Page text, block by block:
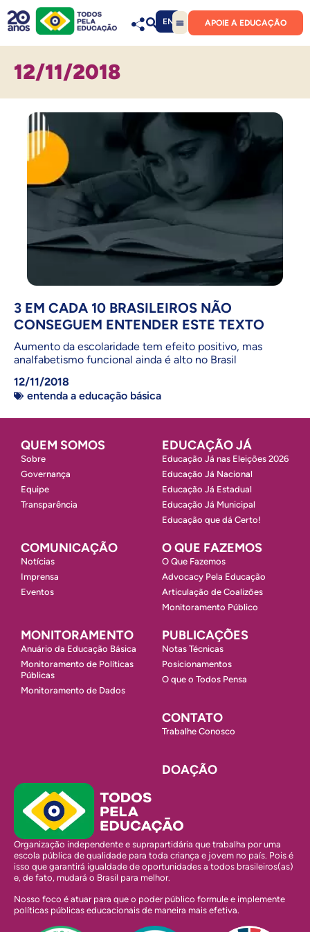
EN APOIE A EDUCAÇÃO
12/11/2018
3 EM CADA 10 BRASILEIROS NÃO
CONSEGUEM ENTENDER ESTE TEXTO
Aumento da escolaridade tem efeito positivo, mas
analfabetismo funcional ainda é alto no Brasil
12/11/2018
entenda a educação básica
QUEM SOMOS
Sobre
Governança
Equipe
Transparência
EDUCAÇÃO JÁ
Educação Já nas Eleições 2026
Educação Já Nacional
Educação Já Estadual
Educação Já Municipal
Educação que dá Certo!
COMUNICAÇÃO
Notícias
Imprensa
Eventos
O QUE FAZEMOS
O Que Fazemos
Advocacy Pela Educação
Articulação de Coalizões
Monitoramento Público
MONITORAMENTO
Anuário da Educação Básica
Monitoramento de Políticas
Públicas
Monitoramento de Dados
PUBLICAÇÕES
Notas Técnicas
Posicionamentos
O que o Todos Pensa
CONTATO
Trabalhe Conosco
DOAÇÃO
Organização independente e suprapartidária que trabalha por uma
escola pública de qualidade para toda criança e jovem no país. Pois é
isso que garantirá igualdade de oportunidades a todos brasileiros(as)
e, de fato, mudará o Brasil para melhor.
Nosso foco é atuar para que o poder público formule e implemente
políticas públicas educacionais de maneira mais efetiva.